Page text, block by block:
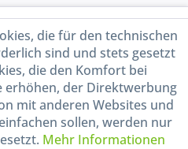
Weinen
die für den technischen
sind und stets gesetzt
die den Komfort bei
erhöhen, der Direktwerbung
mit anderen Websites und
sollen, werden nur
Mehr Informationen